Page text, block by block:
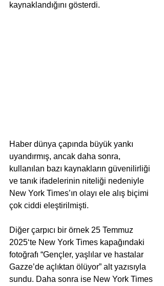
kaynaklandığını gösterdi.
Haber dünya çapında büyük yankı
uyandırmış, ancak daha sonra,
kullanılan bazı kaynakların güvenilirliği
ve tanık ifadelerinin niteliği nedeniyle
New York Times’ın olayı ele alış biçimi
çok ciddi eleştirilmişti.
Diğer çarpıcı bir örnek 25 Temmuz
2025‘te New York Times kapağındaki
fotoğrafı “Gençler, yaşlılar ve hastalar
Gazze’de açlıktan ölüyor” alt yazısıyla
sundu. Daha sonra ise New York Times